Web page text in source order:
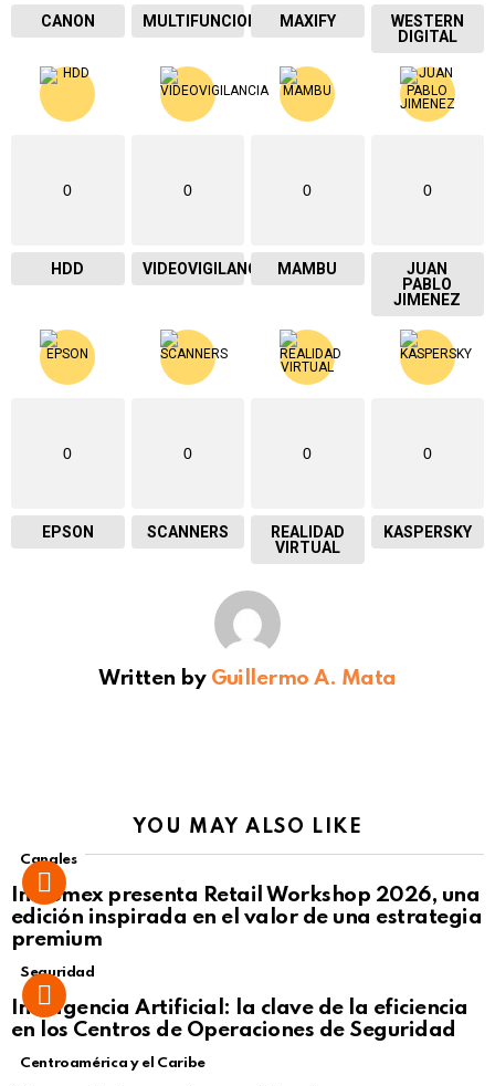
CANON MULTIFUNCIONAL MAXIFY
WESTERN
DIGITAL
0
HDD
0
VIDEOVIGILANCIA
0
MAMBU
0
JUAN
PABLO
JIMENEZ
0
EPSON
0
SCANNERS
0
REALIDAD
VIRTUAL
0
KASPERSKY
Written by Guillermo A. Mata
YOU MAY ALSO LIKE
Canales
Intcomex presenta Retail Workshop 2026, una
edición inspirada en el valor de una estrategia
premium
Seguridad
Inteligencia Artificial: la clave de la eficiencia
en los Centros de Operaciones de Seguridad
Centroamérica y el Caribe